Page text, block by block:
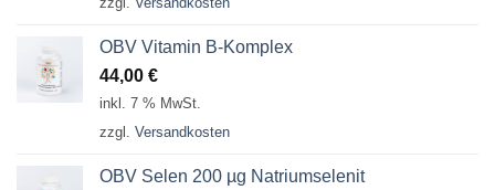
OBV Vitamin B-Komplex
44,00 €
inkl. 7 % MwSt.
zzgl. Versandkosten
OBV Selen 200 µg Natriumselenit